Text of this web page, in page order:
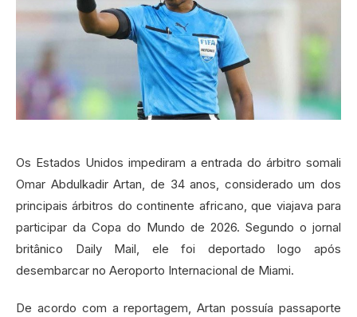
Os Estados Unidos impediram a entrada do árbitro somali
Omar Abdulkadir Artan, de 34 anos, considerado um dos
principais árbitros do continente africano, que viajava para
participar da Copa do Mundo de 2026. Segundo o jornal
britânico Daily Mail, ele foi deportado logo após
desembarcar no Aeroporto Internacional de Miami.
De acordo com a reportagem, Artan possuía passaporte